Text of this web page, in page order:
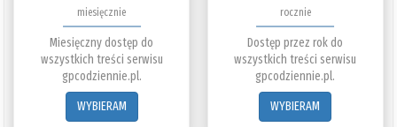
miesięcznie
Miesięczny dostęp do
wszystkich treści serwisu
gpcodziennie.pl.
WYBIERAM
rocznie
Dostęp przez rok do
wszystkich treści serwisu
gpcodziennie.pl.
WYBIERAM